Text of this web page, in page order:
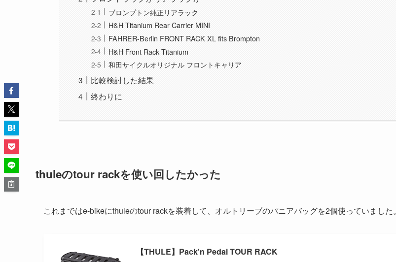
ブロンプトン純正リアラック
H&H Titanium Rear Carrier MINI
FAHRER-Berlin FRONT RACK XL fits Brompton
H&H Front Rack Titanium
和田サイクルオリジナル フロントキャリア
比較検討した結果
終わりに
thuleのtour rackを使い回したかった
これまではe-bikeにthuleのtour rackを装着して、オルトリーブのパニアバッグを2個使っていました。
【THULE】Pack'n Pedal TOUR RACK